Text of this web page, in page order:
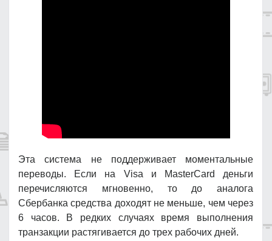
Эта система не поддерживает моментальные
переводы. Если на Visa и MasterCard деньги
перечисляются мгновенно, то до аналога
Сбербанка средства доходят не меньше, чем через
6 часов. В редких случаях время выполнения
транзакции растягивается до трех рабочих дней.